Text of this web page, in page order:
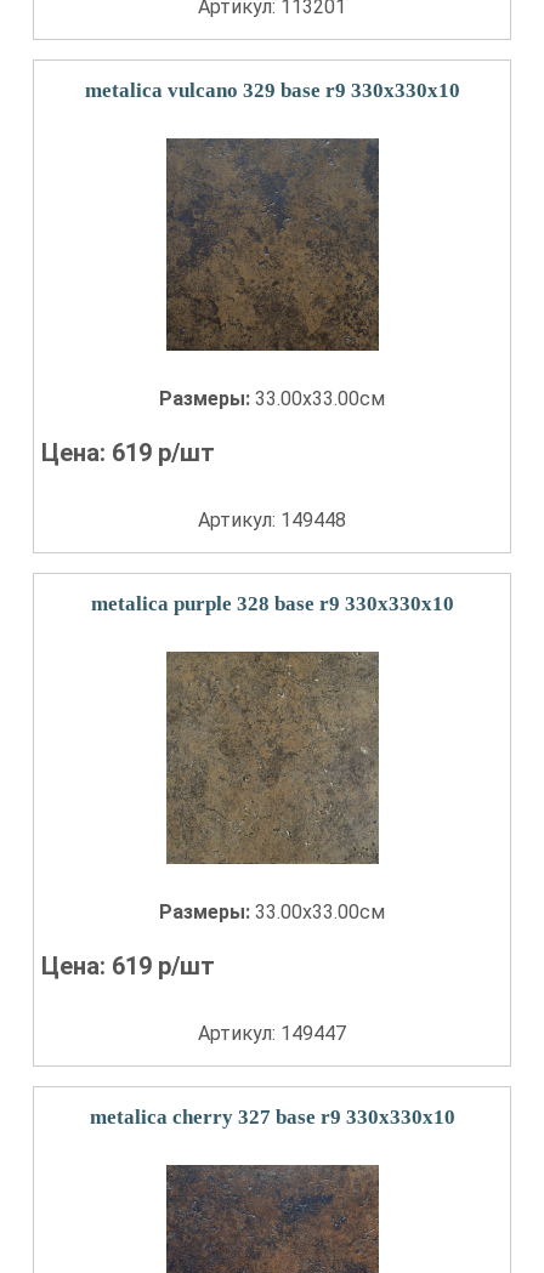
Артикул: 113201
metalica vulcano 329 base r9 330x330x10
Размеры: 33.00x33.00см
Цена: 619 р/шт
Артикул: 149448
metalica purple 328 base r9 330x330x10
Размеры: 33.00x33.00см
Цена: 619 р/шт
Артикул: 149447
metalica cherry 327 base r9 330x330x10